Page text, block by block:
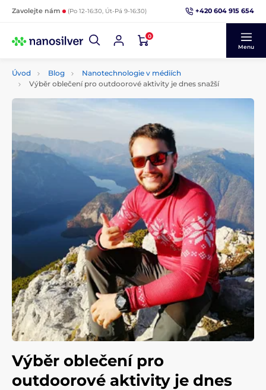
Zavolejte nám (Po 12-16:30, Út-Pá 9-16:30) +420 604 915 654
0
Menu
Úvod Blog
Nanotechnologie v médiích
Výběr oblečení pro outdoorové aktivity je dnes snažší
Výběr oblečení pro
outdoorové aktivity je dnes